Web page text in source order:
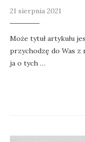
21 sierpnia 2021
Może tytuł artykułu
przychodzę do Was z
ja o tych …